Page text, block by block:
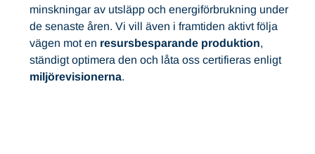
minskningar av utsläpp och energiförbrukning under
de senaste åren. Vi vill även i framtiden aktivt följa
vägen mot en resursbesparande produktion,
ständigt optimera den och låta oss certifieras enligt
miljörevisionerna.